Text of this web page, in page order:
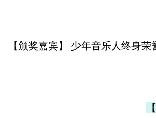
【颁奖嘉宾】 少年音乐人终身